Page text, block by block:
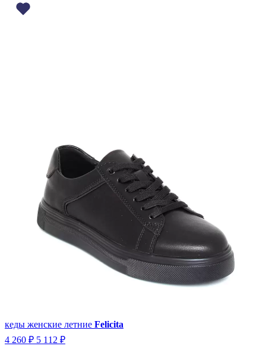
кеды женские летние Felicita
4 260 ₽ 5 112 ₽